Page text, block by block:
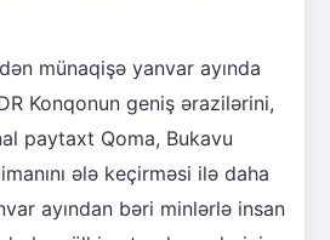
münaqişə yanvar ayında
Konqonun geniş ərazilərini,
paytaxt Qoma, Bukavu
ələ keçirməsi ilə daha
ayından bəri minlərlə insan